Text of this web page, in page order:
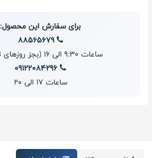
برای سفارش این محصول:
88565679
ساعات 9:30 الی 16 (بجز روزهای تعطیل)
09122084296
ساعات 17 الی 20